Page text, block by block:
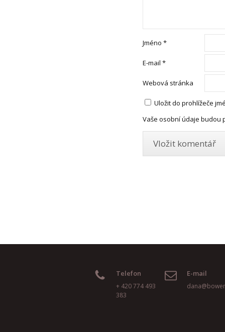
Jméno *
E-mail *
Webová stránka
Uložit do prohlížeče
Vaše osobní údaje budou
Telefon
+ 420 774 493
383
E-mail